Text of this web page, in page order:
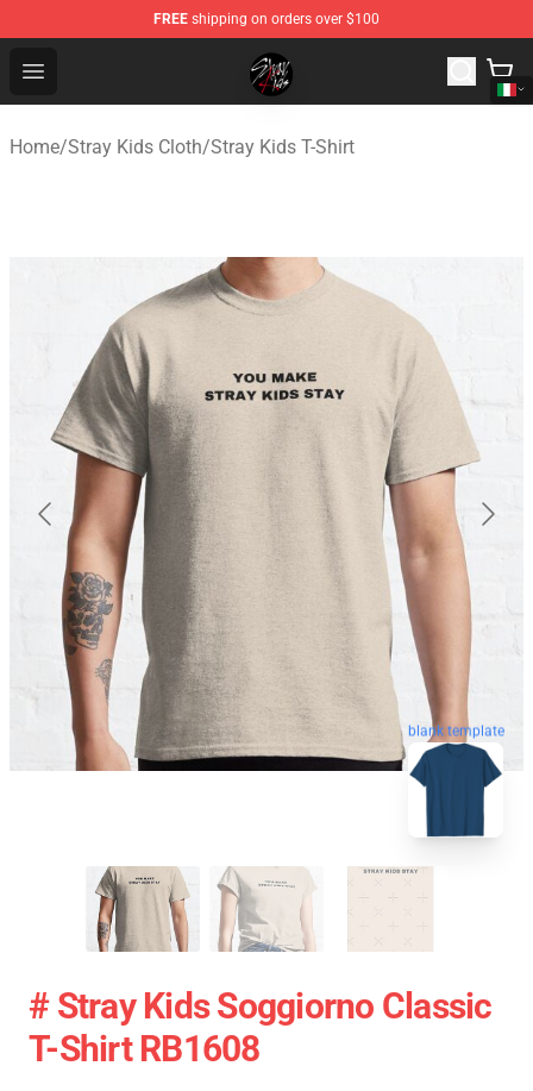
FREE shipping on orders over $100
Open menu
Stray Kids Shop - Official Stray Kids Merchandise Store
Home/Stray Kids Cloth/Stray Kids T-Shirt
blank template
# Stray Kids Soggiorno Classic
T-Shirt RB1608